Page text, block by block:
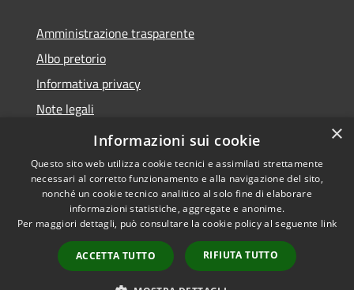
Amministrazione trasparente
Albo pretorio
Informativa privacy
Note legali
Dichiarazione di accessibilità
Accessibilità
Copyright © 2026 • Comune di
Costa Volpino • Powered by
Municipium•
Accesso
redazione
×
Informazioni sui cookie
Questo sito web utilizza cookie tecnici e assimilati strettamente
necessari al corretto funzionamento e alla navigazione del sito,
nonché un cookie tecnico analitico al solo fine di elaborare
informazioni statistiche, aggregate e anonime.
Per maggiori dettagli, può consultare la cookie policy al seguente link
ACCETTA TUTTO RIFIUTA TUTTO